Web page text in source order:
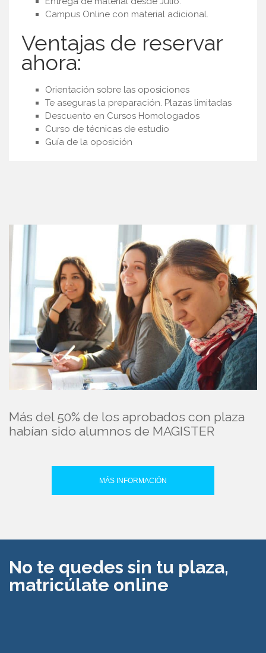
Campus Online con material adicional.
Ventajas de reservar
ahora:
Orientación sobre las oposiciones
Te aseguras la preparación. Plazas limitadas
Descuento en Cursos Homologados
Curso de técnicas de estudio
Guía de la oposición
Más del 50% de los aprobados con plaza
habían sido alumnos de MAGISTER
MÁS INFORMACIÓN
No te quedes sin tu plaza,
matricúlate online